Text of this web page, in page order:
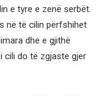
e tyre e zenë serbët.
në të cilin përfshihet
dhe e gjithë
cili do të zgjaste gjer